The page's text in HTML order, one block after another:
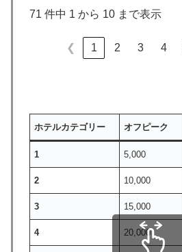
71 件中 1 から 10 まで表示
❮ 1 2 3 4
ホテルカテゴリー オフピーク
1 5,000
2 10,000
3 15,000
4 20,000